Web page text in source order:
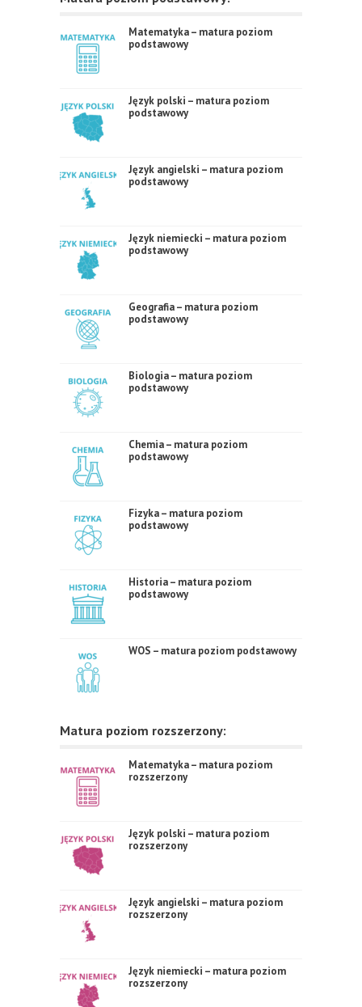
Matematyka – matura poziom
podstawowy
Język polski – matura poziom
podstawowy
Język angielski – matura poziom
podstawowy
Język niemiecki – matura poziom
podstawowy
Geografia – matura poziom
podstawowy
Biologia – matura poziom
podstawowy
Chemia – matura poziom
podstawowy
Fizyka – matura poziom
podstawowy
Historia – matura poziom
podstawowy
WOS – matura poziom podstawowy
Matura poziom rozszerzony:
Matematyka – matura poziom
rozszerzony
Język polski – matura poziom
rozszerzony
Język angielski – matura poziom
rozszerzony
Język niemiecki – matura poziom
rozszerzony